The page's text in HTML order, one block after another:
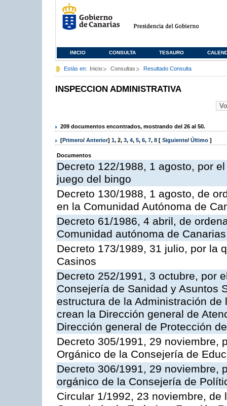
INICIO CONSULTA TESAURO
Estás en: Inicio Consultas Resultado Consulta
INSPECCION ADMINISTRATIVA
209 documentos encontrados, mostrando del 26 al 50.
[Primero/ Anterior] 1, 2, 3, 4, 5, 6, 7, 8 [ Siguiente/ Último ]
Documentos
Decreto 122/1988, 1 agosto, por
juego del bingo
Decreto 130/1988, 1 agosto, de
en la Comunidad Autónoma de
Decreto 61/1986, 4 abril, de
Comunidad autónoma de Canarias
Decreto 173/1989, 31 julio, por la
Casinos
Decreto 252/1991, 3 octubre, por
Consejería de Sanidad y Asuntos
estructura de la Administración
crean la Dirección general de
Dirección general de Protección
Decreto 305/1991, 29 noviembre,
Orgánico de la Consejería de
Decreto 306/1991, 29 noviembre,
orgánico de la Consejería de
Circular 1/1992, 23 noviembre,